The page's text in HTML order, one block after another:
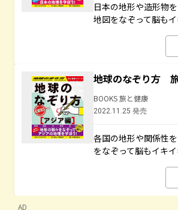
日本の地形や造形物
地図をなぞって脳もイ
地球のなぞり方
BOOKS 旅と健康
2022.11.25 発売
各国の地形や関係性
をなぞって脳もイキイ
AD